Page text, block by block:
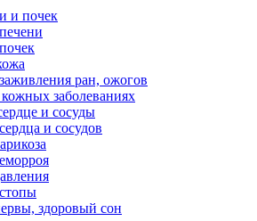
и почек
ран, ожогов
заболеваниях
и сосуды
и сосудов
здоровый сон